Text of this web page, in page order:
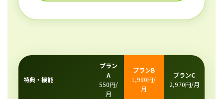
特典・機能
プラン
A
550円/
月
プランB
1,980円/
月
プランC
2,970円/月